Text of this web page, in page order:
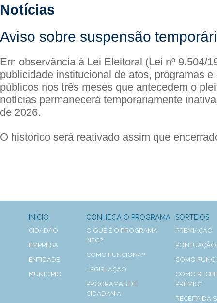
Notícias
Aviso sobre suspensão
Em observância à Lei Eleitoral (Lei nº 9.504/
publicidade institucional de atos, programas
públicos nos três meses que antecedem o
notícias permanecerá temporariamente
de 2026.
O histórico será reativado assim que
INÍCIO
CIDADÃO
EMPRESA
ENTIDADE
MUNICÍPIO
CONHEÇA O PROGRAMA
O QUE É O PROGRAMA
NFG?
COMO FUNCIONA?
LEGISLAÇÃO
PROGRAMAS DE
CIDADANIA
SORTEIOS
PREMIAÇÃO
PONTUAÇÃO
COMO
COMO
PRÊMIO?
RECEITA DA